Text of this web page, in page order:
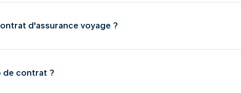
d'assurance voyage ?
de contrat ?